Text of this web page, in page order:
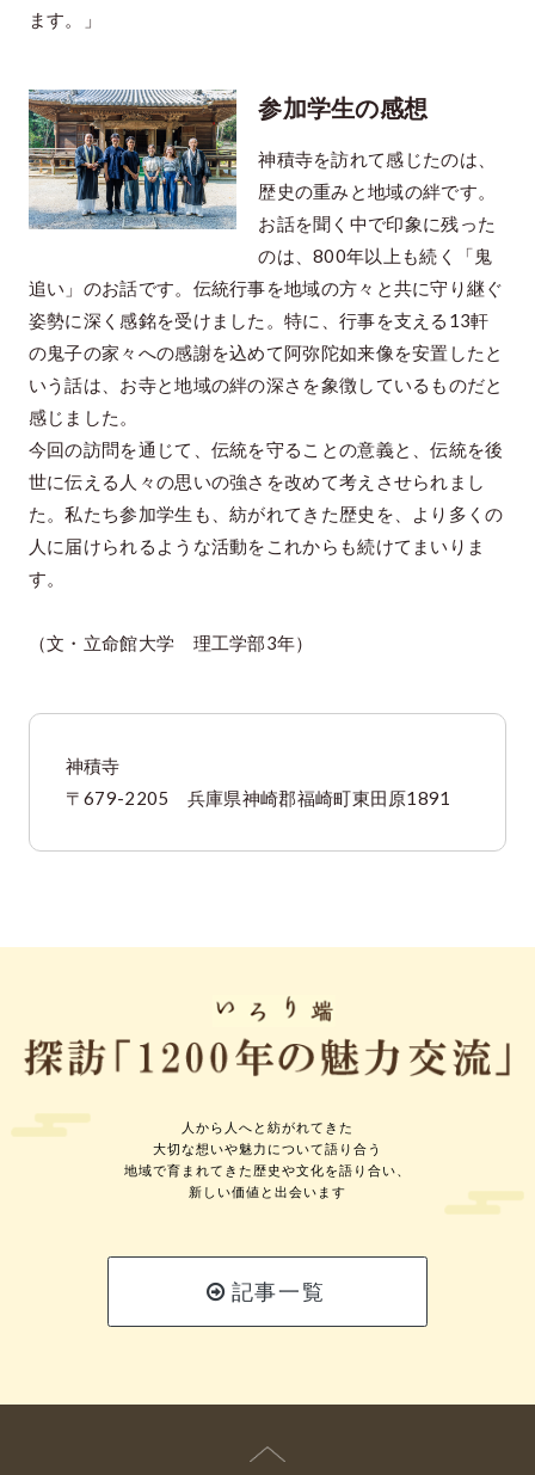
ます。」
参加学生の感想
神積寺を訪れて感じたのは、
歴史の重みと地域の絆です。
お話を聞く中で印象に残った
のは、800年以上も続く「鬼
追い」のお話です。伝統行事を地域の方々と共に守り継ぐ
姿勢に深く感銘を受けました。特に、行事を支える13軒
の鬼子の家々への感謝を込めて阿弥陀如来像を安置したと
いう話は、お寺と地域の絆の深さを象徴しているものだと
感じました。
今回の訪問を通じて、伝統を守ることの意義と、伝統を後
世に伝える人々の思いの強さを改めて考えさせられまし
た。私たち参加学生も、紡がれてきた歴史を、より多くの
人に届けられるような活動をこれからも続けてまいりま
す。
（文・立命館大学 理工学部3年）
神積寺
〒679-2205 兵庫県神崎郡福崎町東田原1891
人から人へと紡がれてきた
大切な想いや魅力について語り合う
地域で育まれてきた歴史や文化を語り合い、
新しい価値と出会います
記事一覧